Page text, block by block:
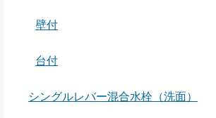
壁付
台付
シングルレバー混合水栓（洗面）